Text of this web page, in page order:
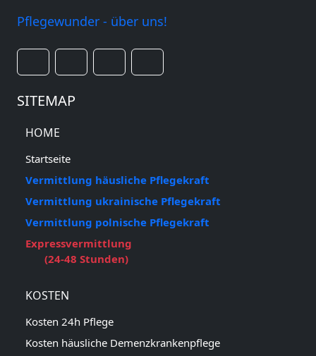
Pflegewunder - über uns!
SITEMAP
HOME
Startseite
Vermittlung häusliche Pflegekraft
Vermittlung ukrainische Pflegekraft
Vermittlung polnische Pflegekraft
Expressvermittlung
(24-48 Stunden)
KOSTEN
Kosten 24h Pflege
Kosten häusliche Demenzkrankenpflege